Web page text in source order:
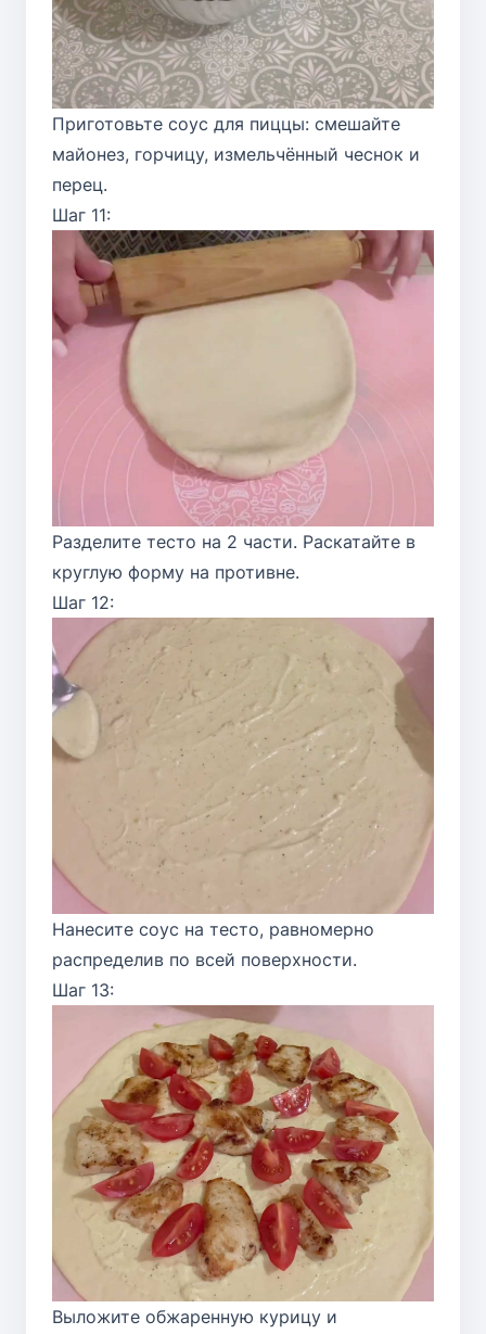
Приготовьте соус для пиццы: смешайте
майонез, горчицу, измельчённый чеснок и
перец.
Шаг 11:
Разделите тесто на 2 части. Раскатайте в
круглую форму на противне.
Шаг 12:
Нанесите соус на тесто, равномерно
распределив по всей поверхности.
Шаг 13:
Выложите обжаренную курицу и